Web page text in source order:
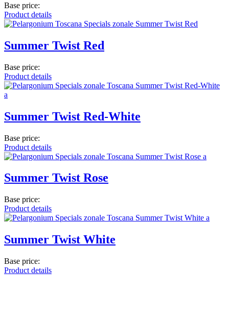
Base price:
Product details
Summer Twist Red
Base price:
Product details
Summer Twist Red-White
Base price:
Product details
Summer Twist Rose
Base price:
Product details
Summer Twist White
Base price:
Product details